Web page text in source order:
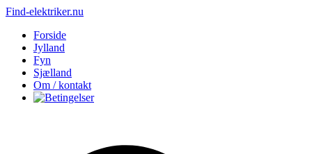
Find-elektriker.nu
Forside
Jylland
Fyn
Sjælland
Om / kontakt